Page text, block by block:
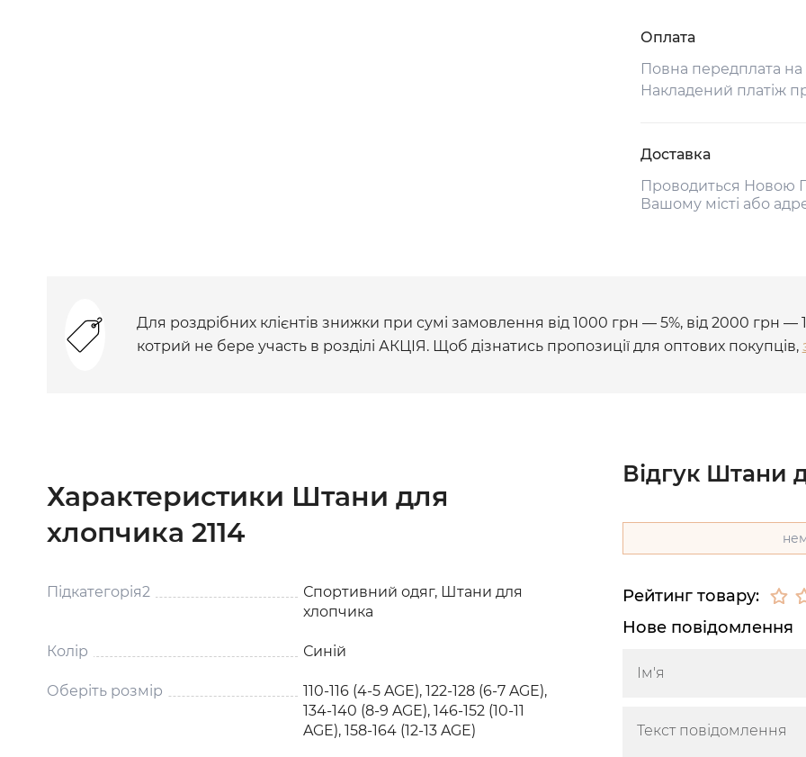
Оплата
Повна передплата
Накладений платіж
Доставка
Проводиться Новою
Вашому місті або
Для роздрібних клієнтів знижки при сумі замовлення від 1000 грн — 5%, від 2000 грн —
котрий не бере участь в розділі АКЦІЯ. Щоб дізнатись пропозиції для оптових покупців,
Характеристики Штани для
хлопчика 2114
Підкатегорія2
Спортивний одяг, Штани для
хлопчика
Колір Синій
Оберіть розмір
110-116 (4-5 AGE), 122-128 (6-7 AGE),
134-140 (8-9 AGE), 146-152 (10-11
AGE), 158-164 (12-13 AGE)
Відгук Штани
Рейтинг товару:
Нове повідомлення